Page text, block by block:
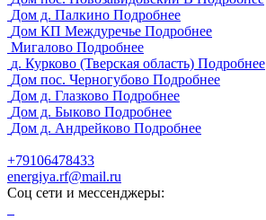
Дом д. Палкино Подробнее
Дом КП Междуречье Подробнее
Мигалово Подробнее
д. Курково (Тверская область) Подробнее
Дом пос. Черногубово Подробнее
Дом д. Глазково Подробнее
Дом д. Быково Подробнее
Дом д. Андрейково Подробнее
+79106478433
energiya.rf@mail.ru
Соц сети и мессенджеры: